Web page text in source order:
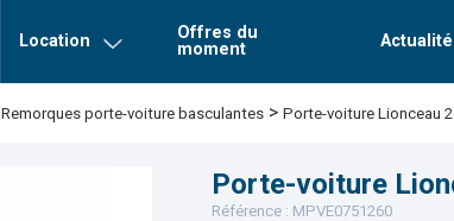
Location
Offres du
moment
Mot de
Remorques porte-voiture basculantes > Porte-voiture Lionceau
Porte-voiture
Référence : MPVE0751260